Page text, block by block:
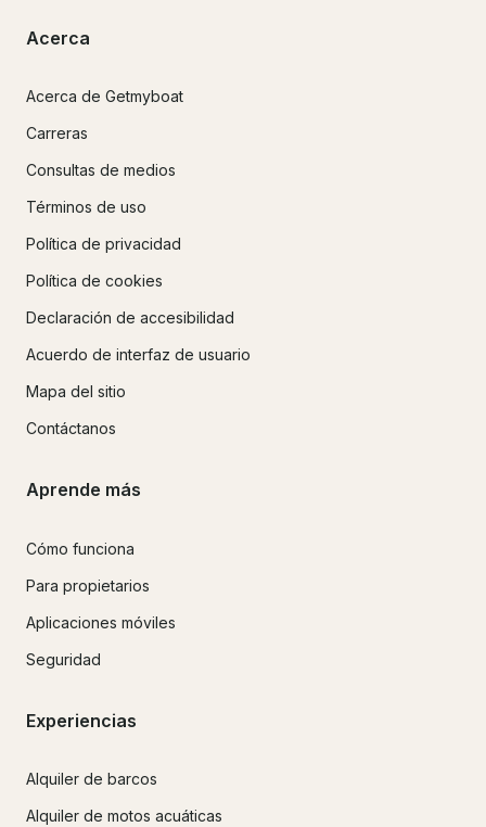
Acerca
Acerca de Getmyboat
Carreras
Consultas de medios
Términos de uso
Política de privacidad
Política de cookies
Declaración de accesibilidad
Acuerdo de interfaz de usuario
Mapa del sitio
Contáctanos
Aprende más
Cómo funciona
Para propietarios
Aplicaciones móviles
Seguridad
Experiencias
Alquiler de barcos
Alquiler de motos acuáticas